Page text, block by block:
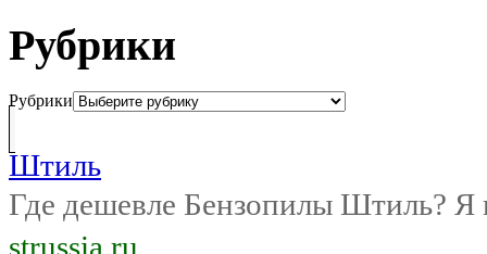
Рубрики
Рубрики
Штиль
Где дешевле Бензопилы Штиль? Я
strussia.ru